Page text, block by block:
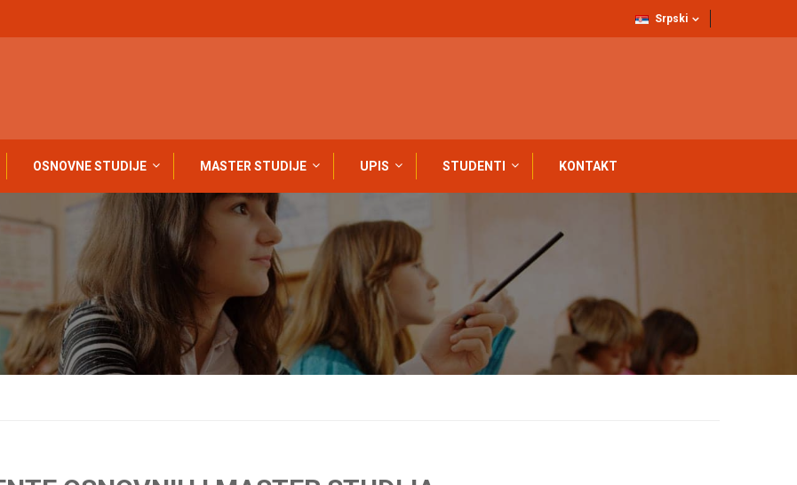
Srpski
OSNOVNE STUDIJE MASTER STUDIJE UPIS STUDENTI KONTAKT